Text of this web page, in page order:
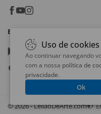
Baixe o App
Google play
App store
© 2026 - LeilaoDeArte.com
Uso de cookies
Ao continuar navegando
com a nossa política de
privacidade.
Ok